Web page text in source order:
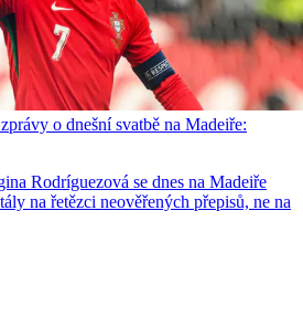
o dnešní svatbě na Madeiře:
Rodríguezová se dnes na Madeiře
na řetězci neověřených přepisů, ne na